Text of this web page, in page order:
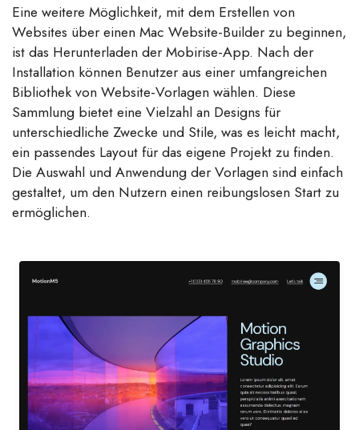
Eine weitere Möglichkeit, mit dem Erstellen von
Websites über einen Mac Website-Builder zu beginnen,
ist das Herunterladen der Mobirise-App. Nach der
Installation können Benutzer aus einer umfangreichen
Bibliothek von Website-Vorlagen wählen. Diese
Sammlung bietet eine Vielzahl an Designs für
unterschiedliche Zwecke und Stile, was es leicht macht,
ein passendes Layout für das eigene Projekt zu finden.
Die Auswahl und Anwendung der Vorlagen sind einfach
gestaltet, um den Nutzern einen reibungslosen Start zu
ermöglichen.